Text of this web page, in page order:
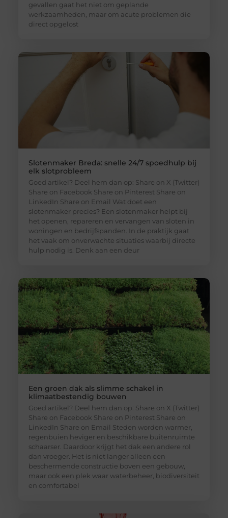
gevallen gaat het niet om geplande
werkzaamheden, maar om acute problemen die
direct opgelost
Slotenmaker Breda: snelle 24/7 spoedhulp bij
elk slotprobleem
Goed artikel? Deel hem dan op: Share on X (Twitter)
Share on Facebook Share on Pinterest Share on
LinkedIn Share on Email Wat doet een
slotenmaker precies? Een slotenmaker helpt bij
het openen, repareren en vervangen van sloten in
woningen en bedrijfspanden. In de praktijk gaat
het vaak om onverwachte situaties waarbij directe
hulp nodig is. Denk aan een deur
Een groen dak als slimme schakel in
klimaatbestendig bouwen
Goed artikel? Deel hem dan op: Share on X (Twitter)
Share on Facebook Share on Pinterest Share on
LinkedIn Share on Email Steden worden warmer,
regenbuien heviger en beschikbare buitenruimte
schaarser. Daardoor krijgt het dak een andere rol
dan vroeger. Het is niet langer alleen een
beschermende constructie boven een gebouw,
maar ook een plek waar waterbeheer, biodiversiteit
en comfortabel